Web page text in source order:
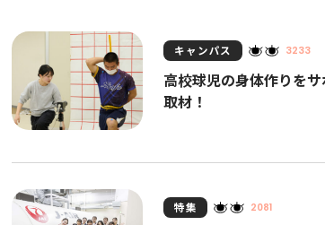
キャンパス 3233
高校球児の身体作りを
取材！
特集 2081